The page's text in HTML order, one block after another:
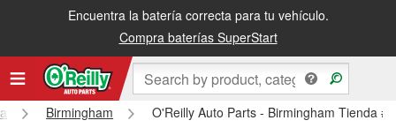
Encuentra la batería correcta para tu vehículo.
Compra baterías SuperStart
Recibe tu orden gratis al día siguiente o recógela en la tienda
Birmingham
O'Reilly Auto Parts - Birmingham Tienda